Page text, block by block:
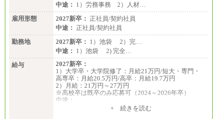
＜有期社員コース＞
■(株)JTBビジネストランスフォーム
有期契約職 月給185,000～195,000円
※詳細はJTBキャリアサイトよりご確認ください。
■(株)JTBパブリッシング ※2027年新卒募集終了
総合職 月給241,000円
中途：
①月給227,000円以上
②月給212,000円以上
③月給172,500円以上
④月給23万円～37万円
⑤月給20万円～25万円
⑥月給33万円～48万円
⑦月給271,000円以上
⑧～⑮月給200,000円〜月給400,000円
中途： 1）労務事務 2）人材…
雇用形態
2027新卒： 正社員/契約社員
中途： 正社員/契約社員
勤務地
2027新卒： 1）池袋 2）完…
中途： 1）池袋 2) 完全…
給与
2027新卒：
1）大学卒・大学院修了：月給21万円/短大・専門・
高専卒：月給20.5万円/高卒：月給19.7万円
2）月給：21万円～27万円
※高校卒は既卒のみ応募可（2024～2026年卒）
中途：
1）月給：21万円～25万円+ 続きを読む